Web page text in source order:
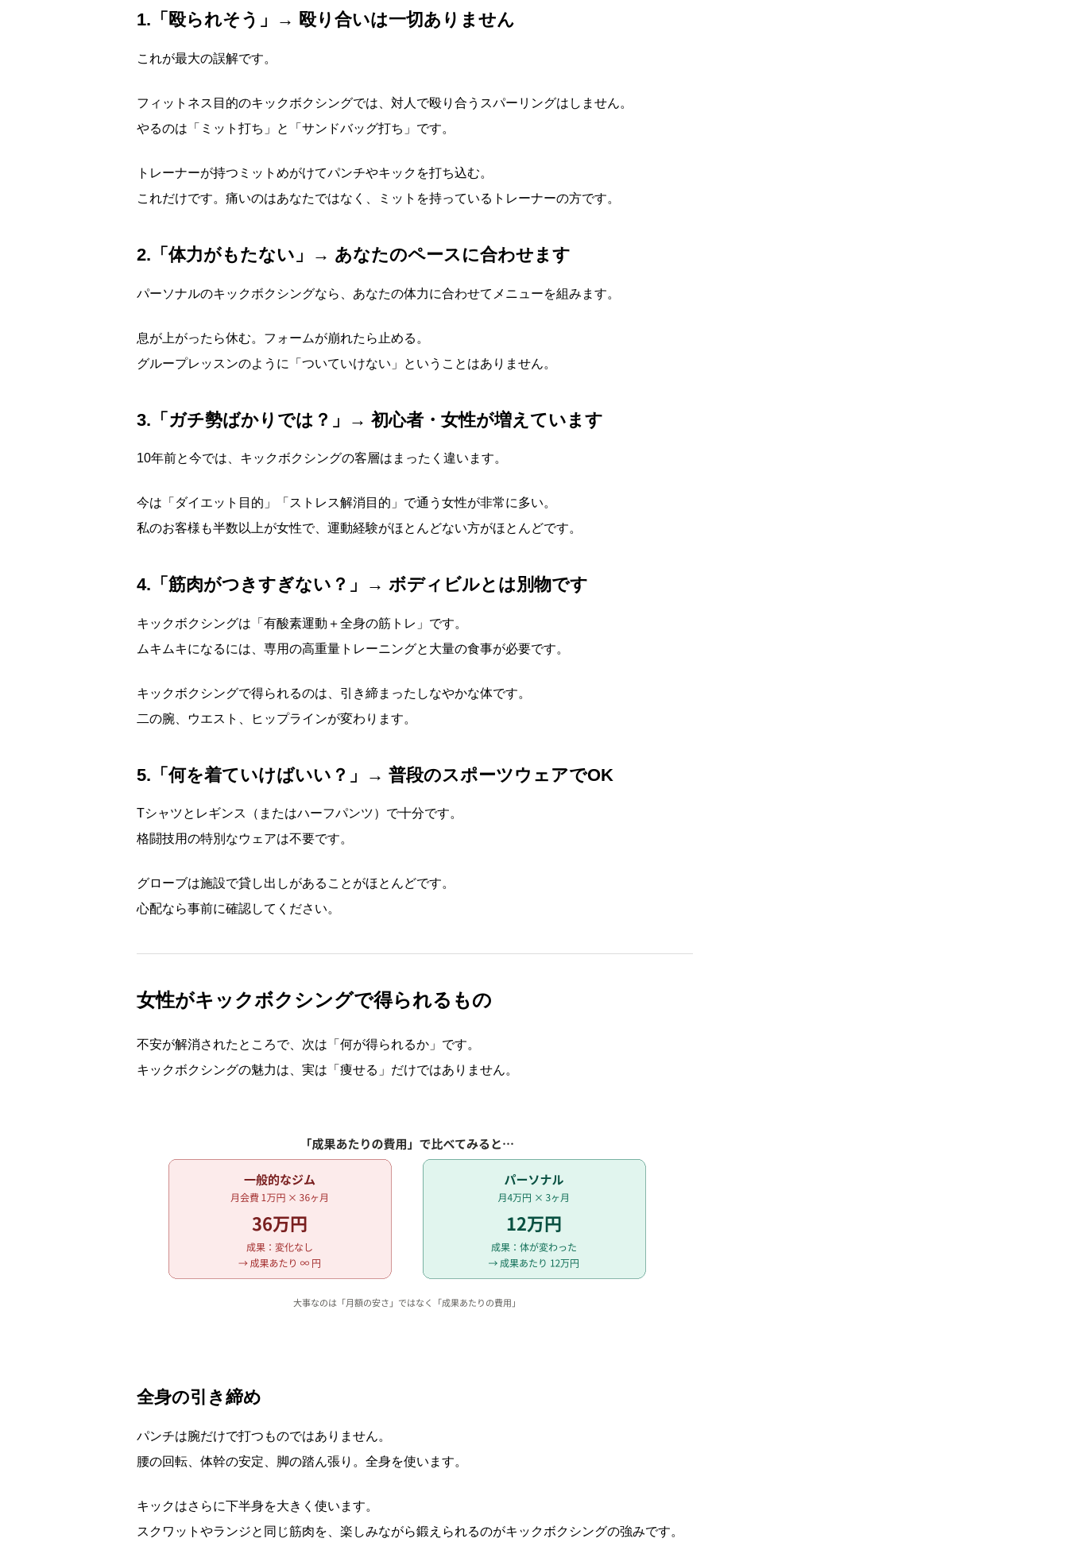
1.「殴られそう」→ 殴り合いは一切ありません
これが最大の誤解です。
フィットネス目的のキックボクシングでは、対人で殴り合うスパーリングはしません。
やるのは「ミット打ち」と「サンドバッグ打ち」です。
トレーナーが持つミットめがけてパンチやキックを打ち込む。
これだけです。痛いのはあなたではなく、ミットを持っているトレーナーの方です。
2.「体力がもたない」→ あなたのペースに合わせます
パーソナルのキックボクシングなら、あなたの体力に合わせてメニューを組みます。
息が上がったら休む。フォームが崩れたら止める。
グループレッスンのように「ついていけない」ということはありません。
3.「ガチ勢ばかりでは？」→ 初心者・女性が増えています
10年前と今では、キックボクシングの客層はまったく違います。
今は「ダイエット目的」「ストレス解消目的」で通う女性が非常に多い。
私のお客様も半数以上が女性で、運動経験がほとんどない方がほとんどです。
4.「筋肉がつきすぎない？」→ ボディビルとは別物です
キックボクシングは「有酸素運動＋全身の筋トレ」です。
ムキムキになるには、専用の高重量トレーニングと大量の食事が必要です。
キックボクシングで得られるのは、引き締まったしなやかな体です。
二の腕、ウエスト、ヒップラインが変わります。
5.「何を着ていけばいい？」→ 普段のスポーツウェアでOK
Tシャツとレギンス（またはハーフパンツ）で十分です。
格闘技用の特別なウェアは不要です。
グローブは施設で貸し出しがあることがほとんどです。
心配なら事前に確認してください。
女性がキックボクシングで得られるもの
不安が解消されたところで、次は「何が得られるか」です。
キックボクシングの魅力は、実は「痩せる」だけではありません。
全身の引き締め
パンチは腕だけで打つものではありません。
腰の回転、体幹の安定、脚の踏ん張り。全身を使います。
キックはさらに下半身を大きく使います。
スクワットやランジと同じ筋肉を、楽しみながら鍛えられるのがキックボクシングの強みです。